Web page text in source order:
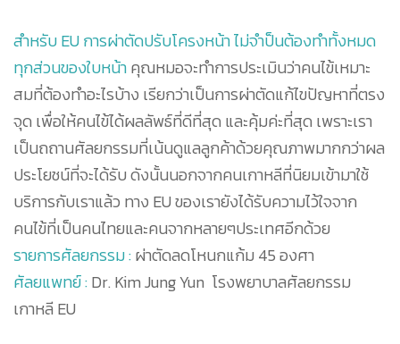
สำหรับ EU การผ่าตัดปรับโครงหน้า ไม่จำป็นต้องทำทั้งหมด
ทุกส่วนของใบหน้าคุณหมอจะทำการประเมินว่าคนไข้เหมาะ
สมที่ต้องทำอะไรบ้าง เรียกว่าเป็นการผ่าตัดแก้ไขปัญหาที่ตรง
จุด เพื่อให้คนไข้ได้ผลลัพธ์ที่ดีที่สุด และคุ้มค่ะที่สุด เพราะเรา
เป็นถถานศัลยกรรมที่เน้นดูแลลูกค้าด้วยคุณภาพมากกว่าผล
ประโยชน์ที่จะได้รับ ดังนั้นนอกจากคนเกาหลีที่นิยมเข้ามาใช้
บริการกับเราแล้ว ทาง EU ของเรายังได้รับความไว้ใจจาก
คนไข้ที่เป็นคนไทยและคนจากหลายๆประเทศอีกด้วย
รายการศัลยกรรม :ผ่าตัดลดโหนกแก้ม 45 องศา
ศัลยแพทย์ :Dr. Kim Jung Yun โรงพยาบาลศัลยกรรม
เกาหลี EU